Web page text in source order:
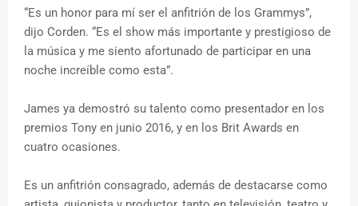
“Es un honor para mí ser el anfitrión de los Grammys”,
dijo Corden. “Es el show más importante y prestigioso de
la música y me siento afortunado de participar en una
noche increíble como esta”.
James ya demostró su talento como presentador en los
premios Tony en junio 2016, y en los Brit Awards en
cuatro ocasiones.
Es un anfitrión consagrado, además de destacarse como